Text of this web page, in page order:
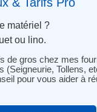
matériel ?
ou lino.
de gros chez mes
(Seigneurie, Tollens,
pour vous aider à